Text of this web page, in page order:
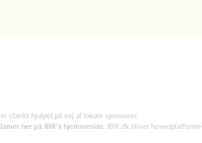
stærkt hjulpet på vej af lokale sponsorer.
her på IBIF's hjemmeside. IBIF.dk bliver